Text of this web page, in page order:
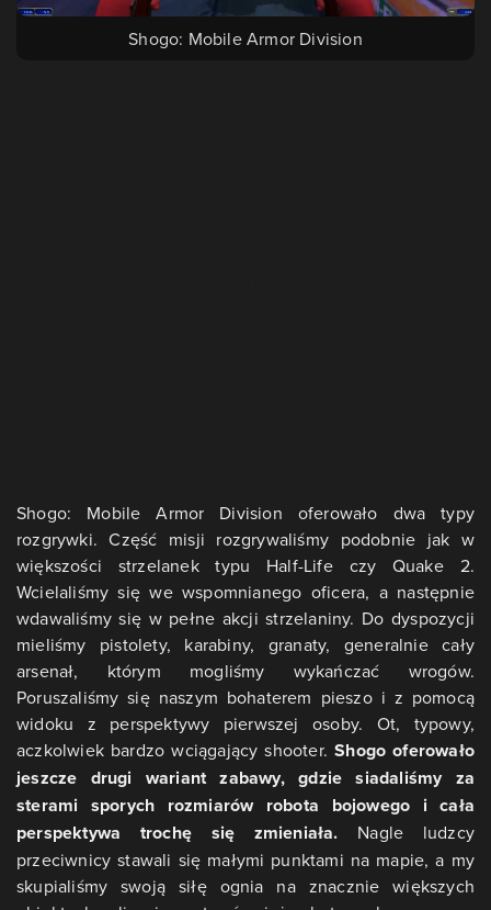
Shogo: Mobile Armor Division
Shogo: Mobile Armor Division oferowało dwa typy
rozgrywki. Część misji rozgrywaliśmy podobnie jak w
większości strzelanek typu Half-Life czy Quake 2.
Wcielaliśmy się we wspomnianego oficera, a następnie
wdawaliśmy się w pełne akcji strzelaniny. Do dyspozycji
mieliśmy pistolety, karabiny, granaty, generalnie cały
arsenał, którym mogliśmy wykańczać wrogów.
Poruszaliśmy się naszym bohaterem pieszo i z pomocą
widoku z perspektywy pierwszej osoby. Ot, typowy,
aczkolwiek bardzo wciągający shooter.Shogo oferowało
jeszcze drugi wariant zabawy, gdzie siadaliśmy za
sterami sporych rozmiarów robota bojowego i cała
perspektywa trochę się zmieniała. Nagle ludzcy
przeciwnicy stawali się małymi punktami na mapie, a my
skupialiśmy swoją siłę ognia na znacznie większych